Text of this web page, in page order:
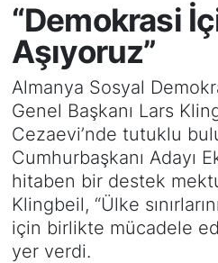
“Demokrasi
Aşıyoruz”
Almanya Sosyal
Genel Başkanı Lars
Cezaevi’nde tutuklu
Cumhurbaşkanı Adayı
hitaben bir destek
Klingbeil, “Ülke
için birlikte mücadele
yer verdi.
HAMBURG
SPOR
DEUTSCH
EKONOMİ
SİYASET
SAĞLIK
Puan Durumu ve
Tüm Manşetler
Son Dakika Haberleri
Haber Arşivi